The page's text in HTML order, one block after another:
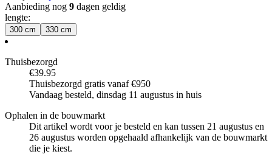
Aanbieding nog 9 dagen geldig
lengte:
300 cm 330 cm
Thuisbezorgd
€39.95
Thuisbezorgd gratis vanaf €950
Vandaag besteld, dinsdag 11 augustus in huis
Ophalen in de bouwmarkt
Dit artikel wordt voor je besteld en kan tussen 21 augustus en
26 augustus worden opgehaald afhankelijk van de bouwmarkt
die je kiest.